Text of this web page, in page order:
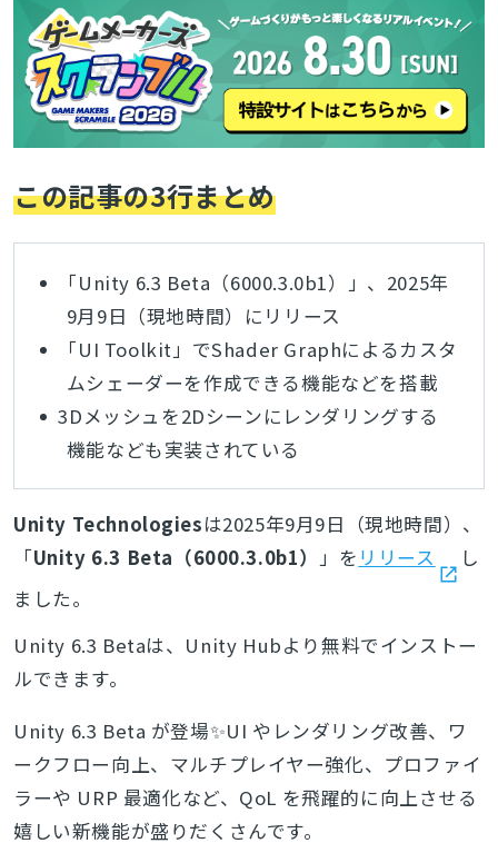
この記事の3行まとめ
「Unity 6.3 Beta（6000.3.0b1）」、2025年
9月9日（現地時間）にリリース
「UI Toolkit」でShader Graphによるカスタ
ムシェーダーを作成できる機能などを搭載
3Dメッシュを2Dシーンにレンダリングする
機能なども実装されている
Unity Technologiesは2025年9月9日（現地時間）、
「Unity 6.3 Beta（6000.3.0b1） 」を リリース
し
ました。
Unity 6.3 Betaは、Unity Hubより無料でインストー
ルできます。
Unity 6.3 Beta が登場✨UI やレンダリング改善、ワ
ークフロー向上、マルチプレイヤー強化、プロファイ
ラーや URP 最適化など、QoL を飛躍的に向上させる
嬉しい新機能が盛りだくさんです。